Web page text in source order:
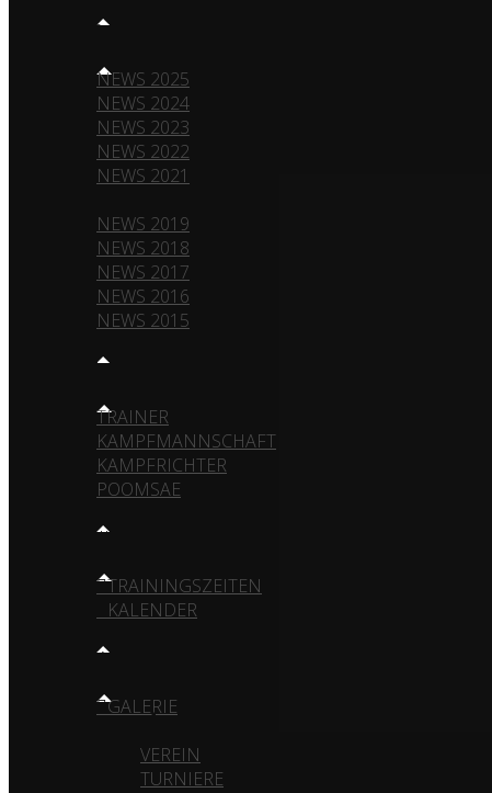
NEWS
NEWS 2025
NEWS 2024
NEWS 2023
NEWS 2022
NEWS 2021
NEWS 2019
NEWS 2018
NEWS 2017
NEWS 2016
NEWS 2015
TEAM
TRAINER
KAMPFMANNSCHAFT
KAMPFRICHTER
POOMSAE
TRAINING
TRAININGSZEITEN
KALENDER
MEDIA
GALERIE
VEREIN
TURNIERE